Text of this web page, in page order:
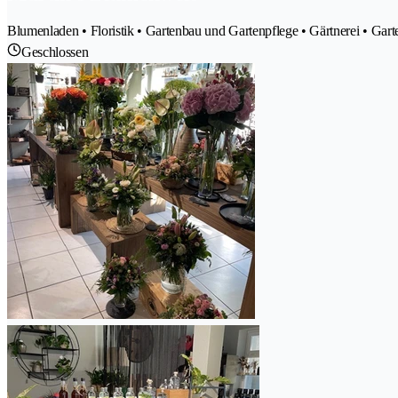
Blumenladen • Floristik • Gartenbau und Gartenpflege • Gärtnerei •
Geschlossen